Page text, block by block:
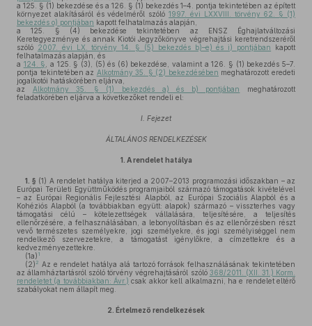
a 125. § (1) bekezdése és a 126. § (1) bekezdés 1–4. pontja tekintetében az épített
környezet alakításáról és védelméről szóló1997. évi LXXVIII. törvény 62. § (1)
bekezdés o) pontjában kapott felhatalmazás alapján,
a 125. § (4) bekezdése tekintetében az ENSZ Éghajlatváltozási
Keretegyezménye és annak Kiotói Jegyzőkönyve végrehajtási keretrendszeréről
szóló 2007. évi LX. törvény 14. § (5) bekezdés b)–e) és i) pontjában kapott
felhatalmazás alapján, és
a 124. §
, a 125. § (3), (5) és (6) bekezdése, valamint a 126. § (1) bekezdés 5–7.
pontja tekintetében az Alkotmány 35. § (2) bekezdésében meghatározott eredeti
jogalkotói hatáskörében eljárva,
az
Alkotmány 35. § (1) bekezdés a) és b) pontjában
meghatározott
feladatkörében eljárva a következőket rendeli el:
I. Fejezet
ÁLTALÁNOS RENDELKEZÉSEK
1. A rendelet hatálya
1. § (1) A rendelet hatálya kiterjed a 2007–2013 programozási időszakban – az
Európai Területi Együttműködés programjaiból származó támogatások kivételével
– az Európai Regionális Fejlesztési Alapból, az Európai Szociális Alapból és a
Kohéziós Alapból (a továbbiakban együtt: alapok) származó – visszterhes vagy
támogatási célú – kötelezettségek vállalására, teljesítésére, a teljesítés
ellenőrzésére, a felhasználásában, a lebonyolításban és az ellenőrzésben részt
vevő természetes személyekre, jogi személyekre, és jogi személyiséggel nem
rendelkező szervezetekre, a támogatást igénylőkre, a címzettekre és a
kedvezményezettekre.
(1a) 1
(2) 2 Az e rendelet hatálya alá tartozó források felhasználásának tekintetében
az államháztartásról szóló törvény végrehajtásáról szóló 368/2011. (XII. 31.) Korm.
rendeletet (a továbbiakban: Ávr.) csak akkor kell alkalmazni, ha e rendelet eltérő
szabályokat nem állapít meg.
2. Értelmező rendelkezések